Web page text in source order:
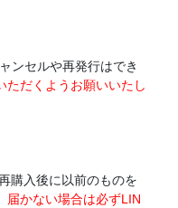
ンセルや再発行はでき
ただくようお願いいたし
購入後に以前のものを
届かない場合は必ずLIN